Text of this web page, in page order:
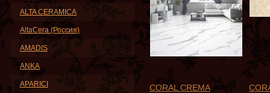
CORAL CREMA
ALTA CERAMICA
AltaCera (Россия)
AMADIS
ANKA
APARICI